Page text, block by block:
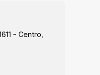
- Centro,